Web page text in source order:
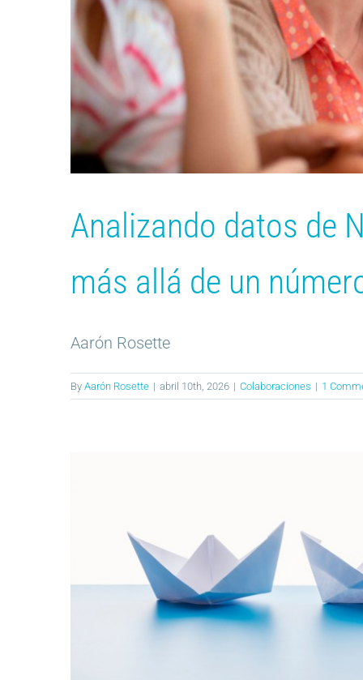
Analizando datos de
más allá de un
Aarón Rosette
By Aarón Rosette | abril 10th, 2026 | Colaboraciones | 1